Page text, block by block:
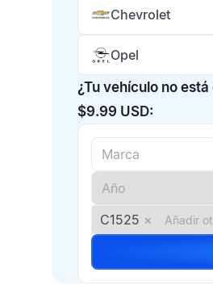
Chevrolet
Opel
¿Tu vehículo no
$9.99 USD:
C1525 ×